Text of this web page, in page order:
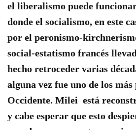
el liberalismo puede
donde el socialismo, en este
por el peronismo-
social-estatismo francés
hecho retroceder varias
alguna vez fue uno de los más
Occidente. Milei está
y cabe esperar que esto